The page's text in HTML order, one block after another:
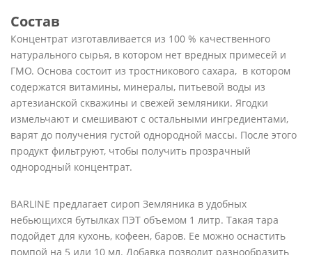
Состав
Концентрат изготавливается из 100 % качественного
натурального сырья, в котором нет вредных примесей и
ГМО. Основа состоит из тростникового сахара, в котором
содержатся витамины, минералы, питьевой воды из
артезианской скважины и свежей земляники. Ягодки
измельчают и смешивают с остальными ингредиентами,
варят до получения густой однородной массы. После этого
продукт фильтруют, чтобы получить прозрачный
однородный концентрат.
BARLINE предлагает сироп Земляника в удобных
небьющихся бутылках ПЭТ объемом 1 литр. Такая тара
подойдет для кухонь, кофеен, баров. Ее можно оснастить
помпой на 5 или 10 мл. Добавка позволит разнообразить